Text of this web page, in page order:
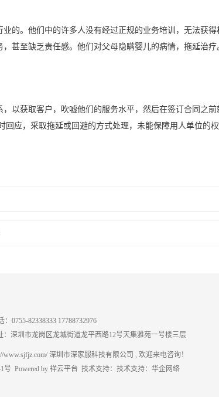
的。他们中的许多人没有经过正规的业务培训，无法获
甚至缺乏责任感。他们对父母隐瞒婴儿的病情，拖延治
以获取客户，吹嘘他们的服务水平，然后在签订合同之
应，采取拖延或回避的方式处理，未能保障用人单位的
：0755-82338333 17788732976
：深圳市龙岗区龙城街道龙平西路12号天集雅苑一号楼三层
www.sjfjz.com/ 深圳市深家服科技有限公司 , 欢迎来电咨询！
号 Powered by 祥云平台 技术支持： 技术支持：华企网络